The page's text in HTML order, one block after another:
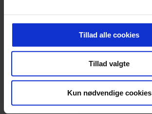
Tillad alle cookies
Tillad valgte
Kun nødvendige cookies
2015